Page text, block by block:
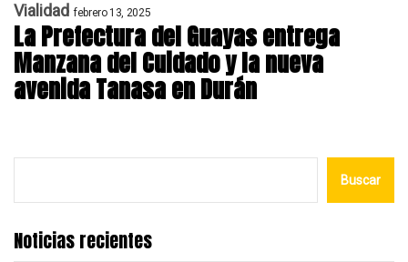
Vialidad febrero 13, 2025
La Prefectura del Guayas entrega
Manzana del Cuidado y la nueva
avenida Tanasa en Durán
Buscar
Noticias recientes